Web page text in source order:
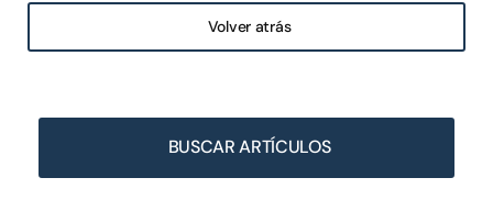
Volver atrás
BUSCAR ARTÍCULOS